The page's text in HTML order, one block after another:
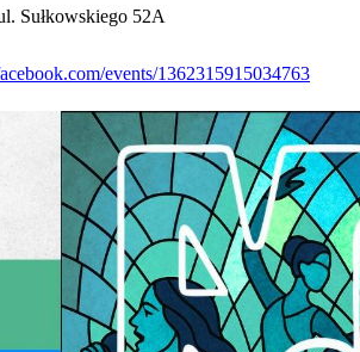
Sułkowskiego 52A
events/1362315915034763